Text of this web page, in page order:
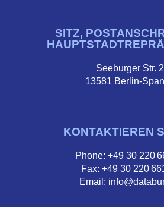
SITZ,
Seeburger Str.
13581 Berlin-
KONTAKTIEREN
Phone: +49 30 220
Fax: +49 30 220
Email: